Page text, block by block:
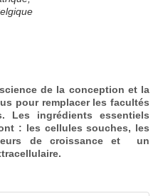
de la conception et la
pour remplacer les facultés
Les ingrédients essentiels
: les cellules souches, les
de croissance et un